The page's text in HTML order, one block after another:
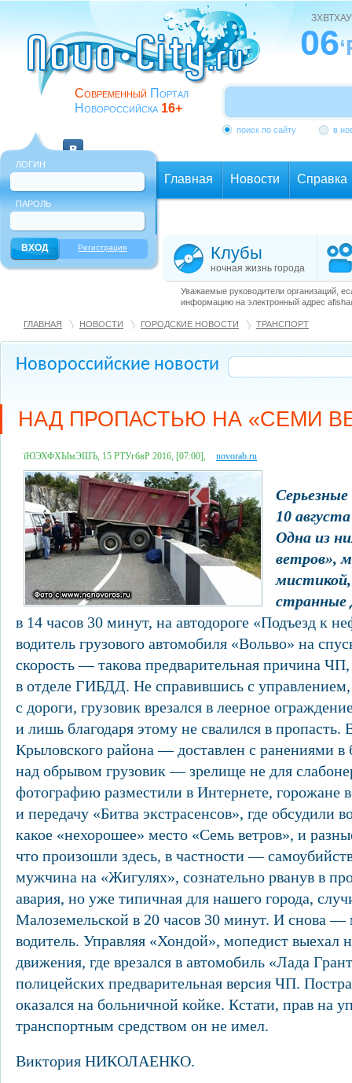
Современный Портал
Новороссийска 16+
ЗХВТХАУ
06
поиск по сайту в
ЛОГИН
ПАРОЛЬ
Регистрация
Главная Новости Справка
Клубы
ночная жизнь города
Уважаемые руководители организаций,
информацию на электронный адрес
ГЛАВНАЯ НОВОСТИ ГОРОДСКИЕ НОВОСТИ ТРАНСПОРТ
Новороссийские новости
НАД ПРОПАСТЬЮ НА «СЕМИ
їЮЭХФХЫмЭШЪ, 15 РТУгбвР 2016, [07:00], novorab.ru
Серьезные
10
Одна из
ветров»,
мистикой,
в 14 часов 30 минут, на автодороге «Подъезд к
водитель грузового автомобиля «Вольво» на
скорость — такова предварительная причина
в отделе ГИБДД. Не справившись с управлением,
с дороги, грузовик врезался в леерное
и лишь благодаря этому не свалился в
Крыловского района — доставлен с ранениями
над обрывом грузовик — зрелище не для
фотографию разместили в Интернете, горожане
и передачу «Битва экстрасенсов», где обсудили
какое «нехорошее» место «Семь ветров», и
что произошли здесь, в частности —
мужчина на «Жигулях», сознательно рванув в
авария, но уже типичная для нашего города,
Малоземельской в 20 часов 30 минут. И снова —
водитель. Управляя «Хондой», мопедист выехал
движения, где врезался в автомобиль «Лада
полицейских предварительная версия ЧП.
оказался на больничной койке. Кстати, прав на
транспортным средством он не имел.
Виктория НИКОЛАЕНКО.